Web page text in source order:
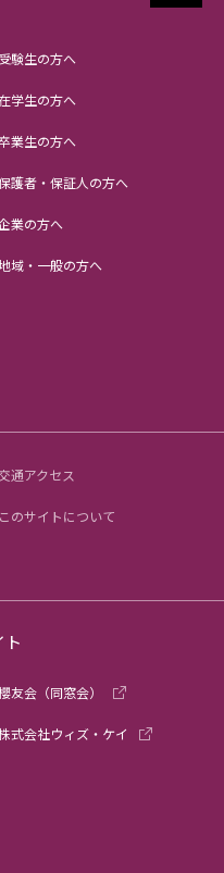
受験生の方へ
学生の方へ
業生の方へ
護者・保証人の方へ
業の方へ
域・一般の方へ
通アクセス
このサイトについて
ト
友会（同窓会）
式会社ウィズ・ケイ